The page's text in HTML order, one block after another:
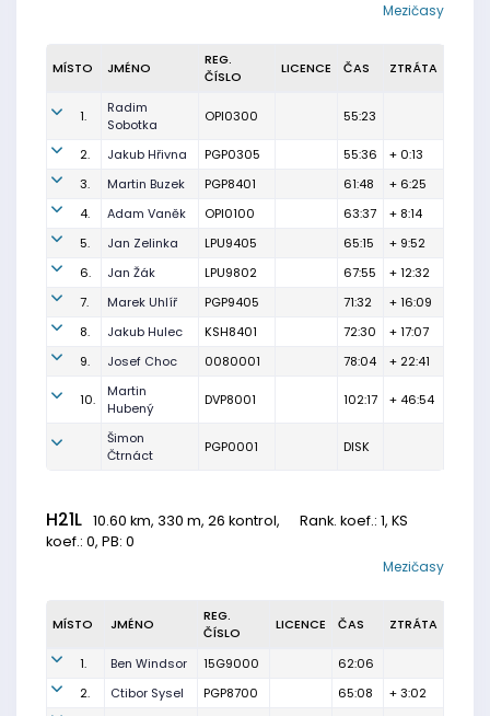
Mezičasy
MÍSTO JMÉNO
REG.
ČÍSLO
LICENCE ČAS ZTRÁTA
1.
Radim
Sobotka
OPI0300 55:23
2. Jakub Hřivna PGP0305 55:36
+ 0:13
3.
Martin Buzek PGP8401 61:48
+ 6:25
4.
Adam Vaněk OPI0100 63:37
+ 8:14
5.
Jan Zelinka LPU9405 65:15
+ 9:52
6.
Jan Žák LPU9802 67:55
+ 12:32
7.
Marek Uhlíř PGP9405 71:32
+ 16:09
8.
Jakub Hulec KSH8401 72:30
+ 17:07
9.
Josef Choc 0080001 78:04 + 22:41
10.
Martin
Hubený
DVP8001 102:17 + 46:54
Šimon
Čtrnáct
PGP0001 DISK
H21L 10.60 km, 330 m, 26 kontrol, Rank. koef.: 1, KS
koef.: 0, PB: 0
Mezičasy
MÍSTO JMÉNO
REG.
ČÍSLO
LICENCE ČAS ZTRÁTA
1. Ben Windsor 15G9000
62:06
2.
Ctibor Sysel PGP8700 65:08
+ 3:02